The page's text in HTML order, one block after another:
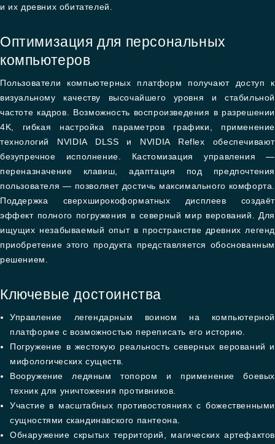
и их древних обитателей.
Оптимизация для персональных
компьютеров
Пользователи компьютерных платформ получают доступ к
визуальному качеству высочайшего уровня и стабильной
частоте кадров. Возможность воспроизведения в разрешении
4K, гибкая настройка параметров графики, применение
технологий NVIDIA DLSS и NVIDIA Reflex обеспечивают
безупречное исполнение. Кастомизация управления —
переназначение клавиш, адаптация под предпочтения
пользователя — позволяет достичь максимального комфорта.
Поддержка сверхширокоформатных дисплеев создаёт
эффект полного погружения в северный мир верований. Для
ищущих незабываемый опыт в пространстве древних легенд
приобретение этого продукта представляется обоснованным
решением.
Ключевые достоинства
Управление легендарным воином на компьютерной
платформе с возможностью переписать его историю.
Погружение в жестокую реальность северных верований и
мифологических существ.
Вооружение ледяным топором и применение боевых
техник для уничтожения противников.
Участие в масштабных противостояниях с божественными
сущностями скандинавского пантеона.
Обнаружение скрытых территорий, магических артефактов